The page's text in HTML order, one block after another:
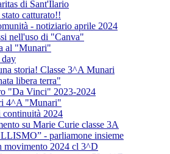
di Sant'Ilario
catturato!!
- notiziario aprile 2024
nell'uso di "Canva"
al "Munari"
storia! Classe 3^A Munari
libera terra"
"Da Vinci" 2023-2024
4^A "Munari"
2024
su Marie Curie classe 3A
- parliamone insieme
movimento 2024 cl 3^D